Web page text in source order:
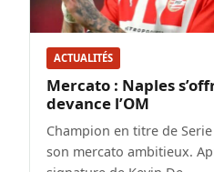
ACTUALITÉS
Mercato : Naples
devance l’OM
Champion en titre de
son mercato ambitieux.